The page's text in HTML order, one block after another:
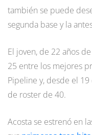
también se puede
segunda base y la
El joven, de 22 años
25 entre los mejores
Pipeline y, desde el
de roster de 40.
Acosta se estrenó en